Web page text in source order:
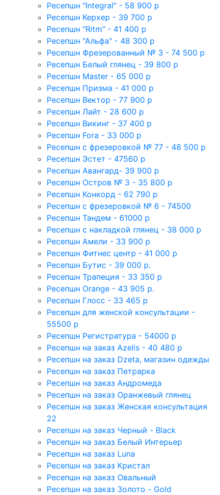
Ресепшн "Integral" - 58 900 р
Ресепшн Керхер - 39 700 р
Ресепшн "Ritm" - 41 400 р
Ресепшн "Альфа" - 48 300 р
Ресепшн Фрезерованный № 3 - 74 500 р
Ресепшн Белый глянец - 39 800 р
Ресепшн Master - 65 000 р
Ресепшн Призма - 41 000 р
Ресепшн Вектор - 77 900 р
Ресепшн Лайт - 28 600 р
Ресепшн Викинг - 37 400 р
Ресепшн Fora - 33 000 р
Ресепшн с фрезеровкой № 77 - 48 500 р
Ресепшн Эстет - 47560 р
Ресепшн Авангард- 39 900 р
Ресепшн Остров № 3 - 35 800 р
Ресепшн Конкорд - 62 790 р
Ресепшн с фрезеровкой № 6 - 74500
Ресепшн Тандем - 61000 р
Ресепшн с накладкой глянец - 38 000 р
Ресепшн Амели - 33 900 р
Ресепшн Фитнес центр - 41 000 р
Ресепшн Бутис - 39 000 р.
Ресепшн Трапеция - 33 350 р
Ресепшн Orange - 43 905 р.
Ресепшн Глосс - 33 465 р
Ресепшн для женской консультации -
55500 р
Ресепшн Регистратура - 54000 р
Ресепшн на заказ Azelis - 40 480 р
Ресепшн на заказ Dzeta, магазин одежды
Ресепшн на заказ Петрарка
Ресепшн на заказ Андромеда
Ресепшн на заказ Оранжевый глянец
Ресепшн на заказ Женская консультация
22
Ресепшн на заказ Черный - Black
Ресепшн на заказ Белый Интерьер
Ресепшн на заказ Luna
Ресепшн на заказ Кристал
Ресепшн на заказ Овальный
Ресепшн на заказ Золото - Gold